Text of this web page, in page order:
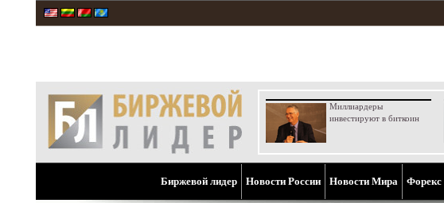
Миллиардеры
инвестируют в биткоин
Биржевой лидер Новости России Новости Мира Форекс